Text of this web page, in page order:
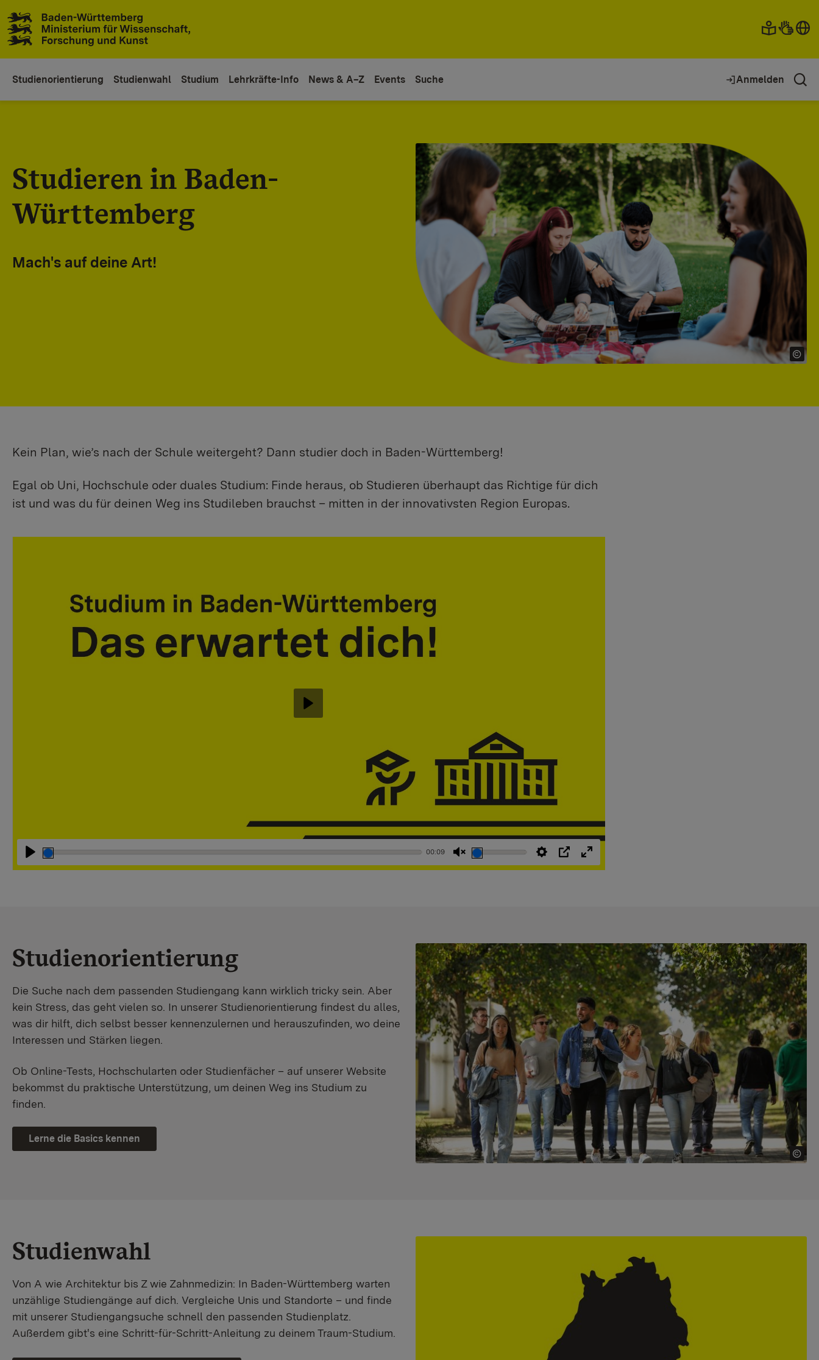
Studienorientierung Studienwahl Studium Lehrkräfte-Info News & A–Z Events Suche Anmelden
Studieren in Baden-
Württemberg
Mach's auf deine Art!
Kein Plan, wie’s nach der Schule weitergeht? Dann studier doch in Baden-Württemberg!
Egal ob Uni, Hochschule oder duales Studium: Finde heraus, ob Studieren überhaupt das Richtige für dich
ist und was du für deinen Weg ins Studileben brauchst – mitten in der innovativsten Region Europas.
Abspielen
00:09
StummschaltungEinstellungen
PIP Vollbild
Abspielen
Studienorientierung
Die Suche nach dem passenden Studiengang kann wirklich tricky sein. Aber
kein Stress, das geht vielen so. In unserer Studienorientierung findest du alles,
was dir hilft, dich selbst besser kennenzulernen und herauszufinden, wo deine
Interessen und Stärken liegen.
Ob Online-Tests, Hochschularten oder Studienfächer – auf unserer Website
bekommst du praktische Unterstützung, um deinen Weg ins Studium zu
finden.
Lerne die Basics kennen
Studienwahl
Von A wie Architektur bis Z wie Zahnmedizin: In Baden-Württemberg warten
unzählige Studiengänge auf dich. Vergleiche Unis und Standorte – und finde
mit unserer Studiengangsuche schnell den passenden Studienplatz.
Außerdem gibt's eine Schritt-für-Schritt-Anleitung zu deinem Traum-Studium.